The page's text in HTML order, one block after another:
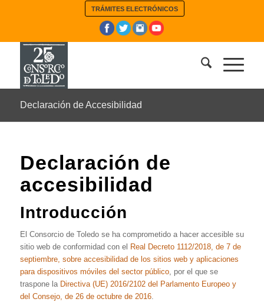
TRÁMITES ELECTRÓNICOS
Declaración de Accesibilidad
Declaración de
accesibilidad
Introducción
El Consorcio de Toledo se ha comprometido a hacer accesible su
sitio web de conformidad con el Real Decreto 1112/2018, de 7 de
septiembre, sobre accesibilidad de los sitios web y aplicaciones
para dispositivos móviles del sector público, por el que se
traspone la Directiva (UE) 2016/2102 del Parlamento Europeo y
del Consejo, de 26 de octubre de 2016.